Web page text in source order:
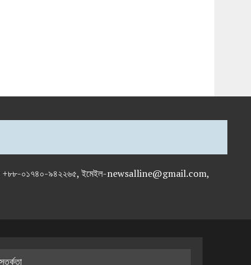
+৮৮-০১৭৪০-৯৪২২৬৫, ইমেইল-newsalline@gmail.com,
সতর্কতা